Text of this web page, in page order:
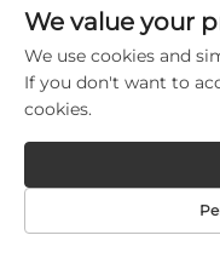
документиране по
свързаност
производство,
(„lights-out“)
процесите въз
подобряват
рентабилността
производството.
We value your
We use cookies and
If you don't want to
cookies.